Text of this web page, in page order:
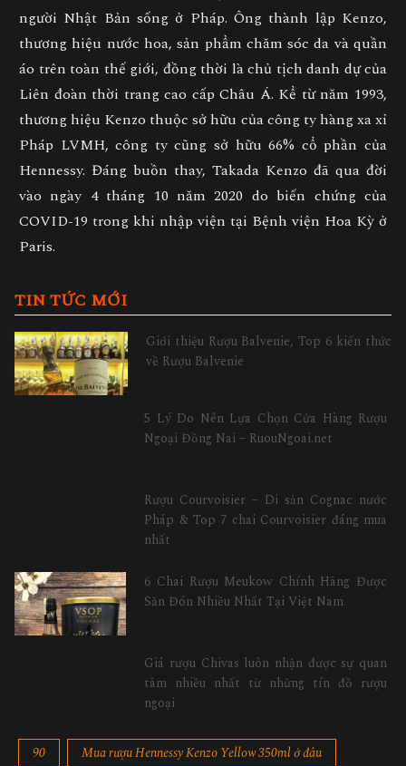
người Nhật Bản sống ở Pháp. Ông thành lập Kenzo,
thương hiệu nước hoa, sản phẩm chăm sóc da và quần
áo trên toàn thế giới, đồng thời là chủ tịch danh dự của
Liên đoàn thời trang cao cấp Châu Á. Kể từ năm 1993,
thương hiệu Kenzo thuộc sở hữu của công ty hàng xa xỉ
Pháp LVMH, công ty cũng sở hữu 66% cổ phần của
Hennessy. Đáng buồn thay, Takada Kenzo đã qua đời
vào ngày 4 tháng 10 năm 2020 do biến chứng của
COVID-19 trong khi nhập viện tại Bệnh viện Hoa Kỳ ở
Paris.
TIN TỨC MỚI
Giới thiệu Rượu Balvenie, Top 6 kiến thức
về Rượu Balvenie
5 Lý Do Nên Lựa Chọn Cửa Hàng Rượu
Ngoại Đồng Nai – RuouNgoai.net
Rượu Courvoisier – Di sản Cognac nước
Pháp & Top 7 chai Courvoisier đáng mua
nhất
6 Chai Rượu Meukow Chính Hãng Được
Săn Đón Nhiều Nhất Tại Việt Nam
Giá rượu Chivas luôn nhận được sự quan
tâm nhiều nhất từ những tín đồ rượu
ngoại
90
Mua rượu Hennessy Kenzo Yellow 350ml ở đâu